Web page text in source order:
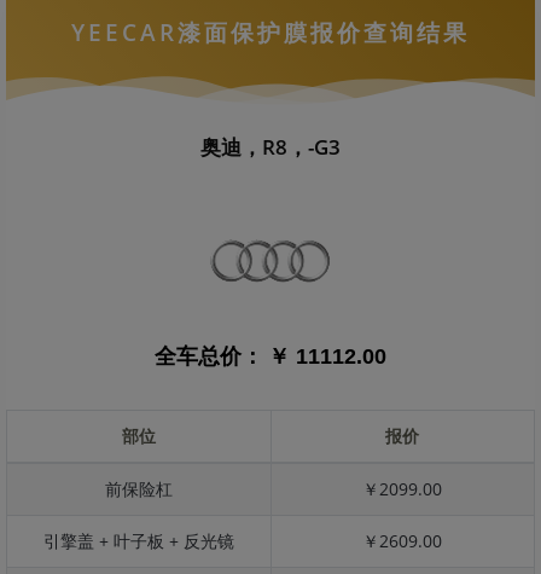
YEECAR漆面保护膜报价查询结果
奥迪，R8，-G3
全车总价： ￥ 11112.00
部位 报价
前保险杠 ￥2099.00
引擎盖 + 叶子板 + 反光镜 ￥2609.00